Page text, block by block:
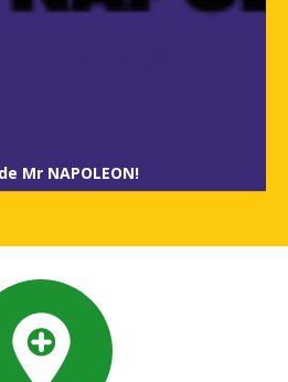
Mr NAPOLEON!